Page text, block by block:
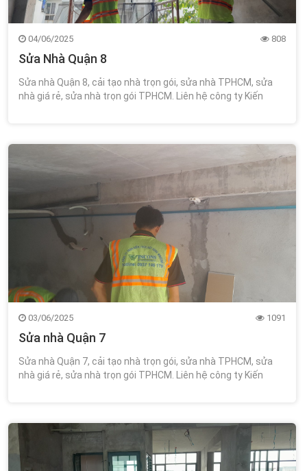
04/06/2025 808
Sửa Nhà Quận 8
Sửa nhà Quận 8, cải tạo nhà trọn gói, sửa nhà TPHCM, sửa
nhà giá rẻ, sửa nhà trọn gói TPHCM. Liên hệ công ty Kiến
03/06/2025 1091
Sửa nhà Quận 7
Sửa nhà Quận 7, cải tạo nhà trọn gói, sửa nhà TPHCM, sửa
nhà giá rẻ, sửa nhà trọn gói TPHCM. Liên hệ công ty Kiến